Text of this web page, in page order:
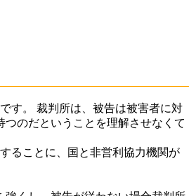
す。 裁判所は、被告は被害者に対
のだということを理解させなくて
ることに、国と非営利協力機関が